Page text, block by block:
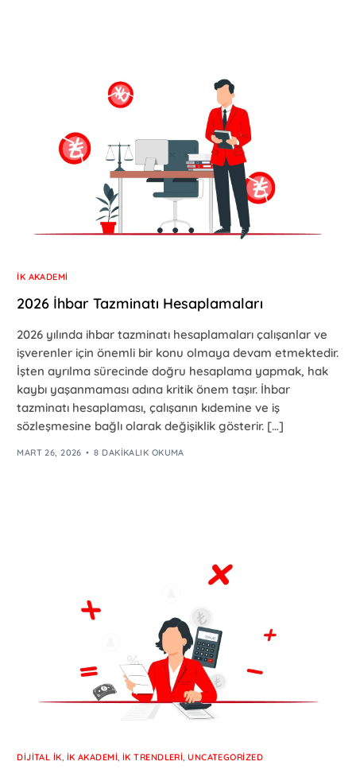
İK AKADEMI
2026 İhbar Tazminatı Hesaplamaları
2026 yılında ihbar tazminatı hesaplamaları çalışanlar ve
işverenler için önemli bir konu olmaya devam etmektedir.
İşten ayrılma sürecinde doğru hesaplama yapmak, hak
kaybı yaşanmaması adına kritik önem taşır. İhbar
tazminatı hesaplaması, çalışanın kıdemine ve iş
sözleşmesine bağlı olarak değişiklik gösterir. […]
MART 26, 2026 8 DAKIKALIK OKUMA
DIJITAL İK, İK AKADEMI, İK TRENDLERI,UNCATEGORIZED